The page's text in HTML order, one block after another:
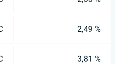
2,49 %
3,81 %